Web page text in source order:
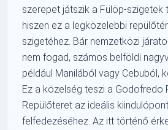
szerepet játszik a Fülöp-szigetek
hiszen ez a legközelebbi
szigetéhez. Bár nemzetközi
nem fogad, számos belföldi
például Manilából vagy Cebuból,
Ez a közelség teszi a Godofredo
Repülőteret az ideális
felfedezéséhez. Az itt történő